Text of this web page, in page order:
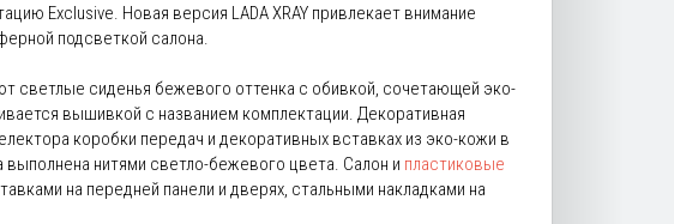
Exclusive. Новая версия LADA XRAY привлекает внимание
подсветкой салона.
светлые сиденья бежевого оттенка с обивкой, сочетающей эко-
вышивкой с названием комплектации. Декоративная
коробки передач и декоративных вставках из эко-кожи в
нитями светло-бежевого цвета. Салон и пластиковые
на передней панели и дверях, стальными накладками на